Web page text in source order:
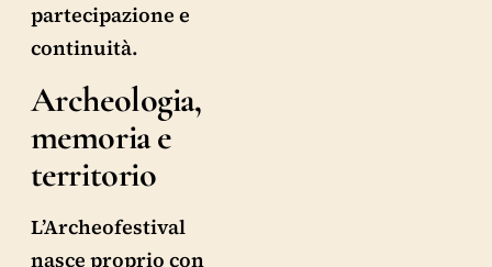
partecipazione e
continuità.
Archeologia,
memoria e
territorio
L’Archeofestival
nasce proprio con